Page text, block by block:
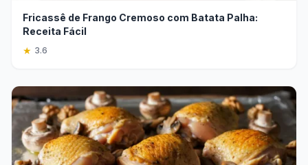
Fricassê de Frango Cremoso com Batata Palha:
Receita Fácil
★ 3.6